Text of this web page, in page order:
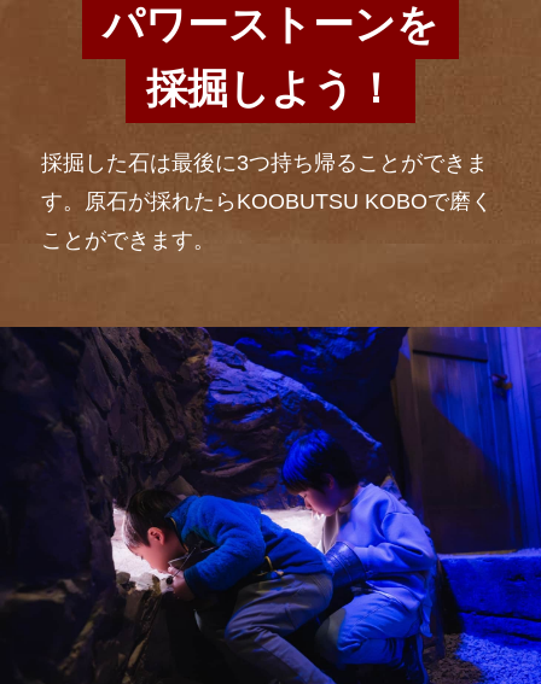
パワーストーンを
採掘しよう！
採掘した石は最後に3つ持ち帰ることができま
す。原石が採れたらKOOBUTSU KOBOで磨く
ことができます。